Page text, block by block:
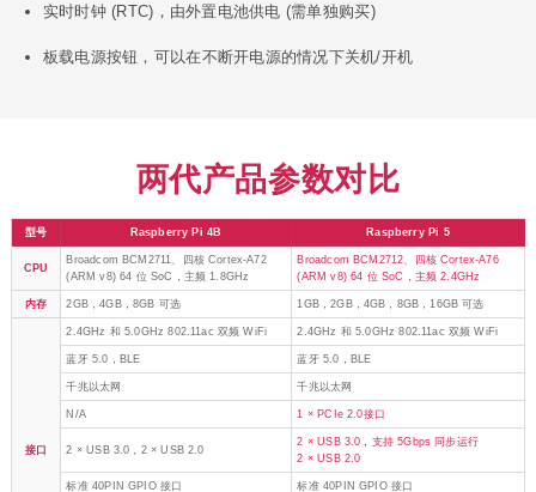
实时时钟 (RTC)，由外置电池供电 (需单独购买)
板载电源按钮，可以在不断开电源的情况下关机/开机
两代产品参数对比
型号 Raspberry Pi 4B Raspberry Pi 5
CPU
Broadcom BCM2711、四核 Cortex-A72
(ARM v8) 64 位 SoC，主频 1.8GHz
Broadcom BCM2712、四核 Cortex-A76
(ARM v8) 64 位 SoC，主频 2.4GHz
内存 2GB，4GB，8GB 可选 1GB，2GB，4GB，8GB，16GB 可选
接口
2.4GHz 和 5.0GHz 802.11ac 双频 WiFi 2.4GHz 和 5.0GHz 802.11ac 双频 WiFi
蓝牙 5.0，BLE 蓝牙 5.0，BLE
千兆以太网 千兆以太网
N/A 1 × PCIe 2.0接口
2 × USB 3.0，2 × USB 2.0
2 × USB 3.0，支持 5Gbps 同步运行
2 × USB 2.0
标准 40PIN GPIO 接口 标准 40PIN GPIO 接口